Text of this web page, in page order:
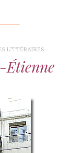
LITTÉRAIRES